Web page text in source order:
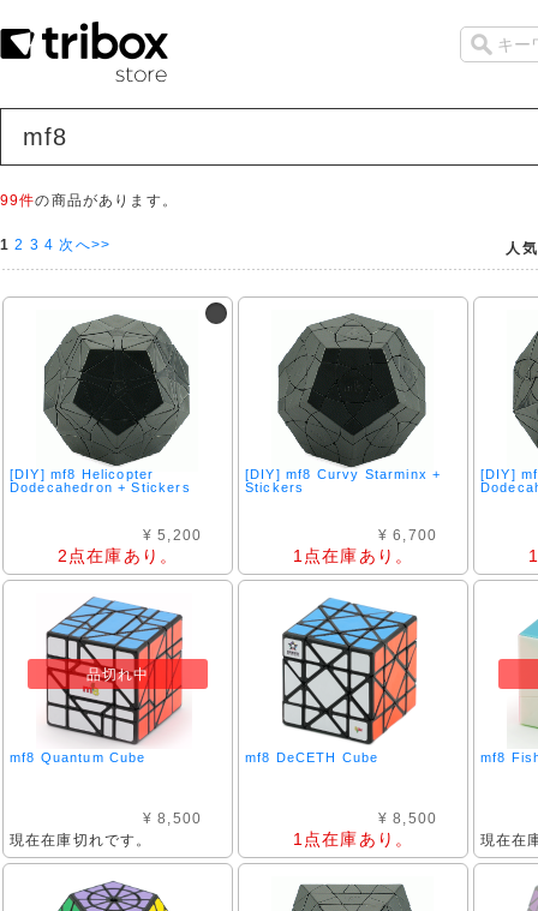
mf8
99件の商品があります。
人
1 2 3 4 次へ>>
[DIY] mf8 Helicopter
Dodecahedron + Stickers
¥ 5,200
2点在庫あり。
[DIY] mf8 Curvy Starminx +
Stickers
¥ 6,700
1点在庫あり。
[DIY]
品切れ中
mf8 Quantum Cube
¥ 8,500
現在在庫切れです。
mf8 DeCETH Cube
¥ 8,500
1点在庫あり。
mf8
現在在